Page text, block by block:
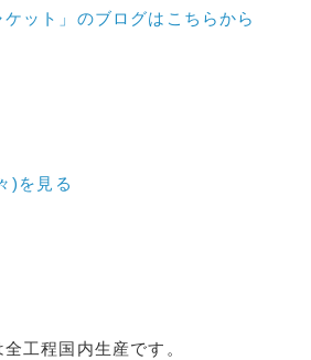
ケット」のブログはこちらから
) を見る
工程国内生産です。